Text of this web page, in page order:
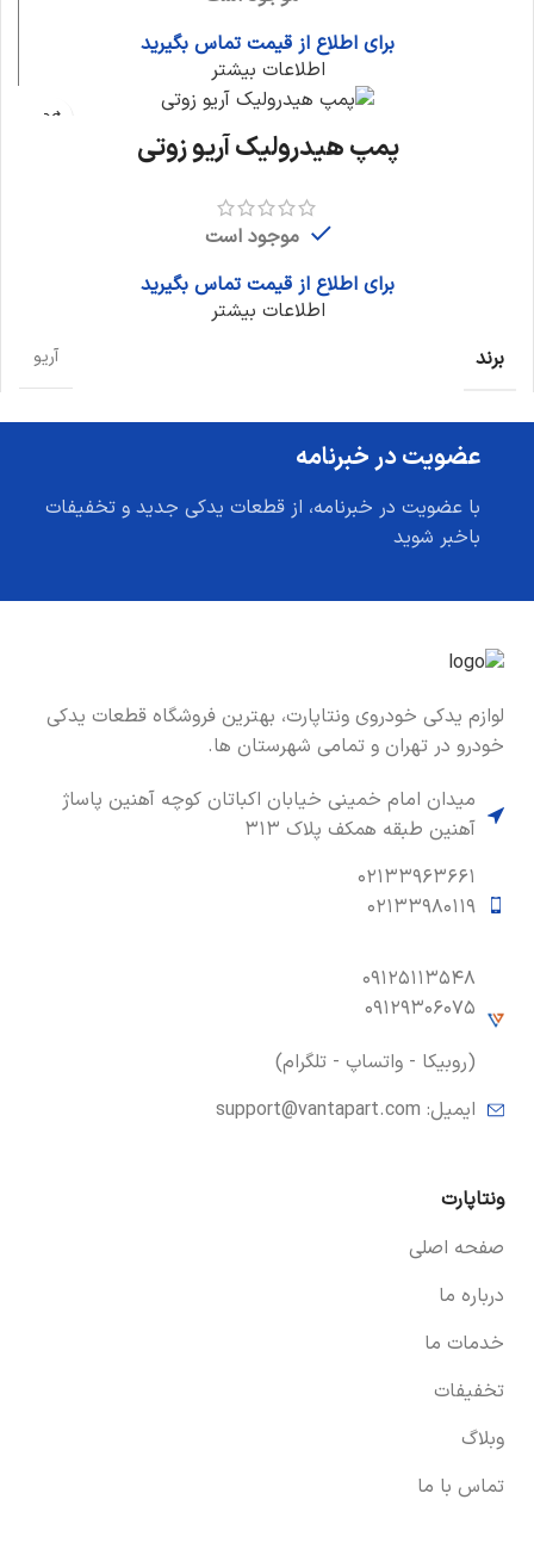
برای اطلاع از قیمت تماس بگیرید
اطلاعات بیشتر
پمپ هیدرولیک آریو زوتی
موجود است
برای اطلاع از قیمت تماس بگیرید
اطلاعات بیشتر
برند
آریو
عضویت در خبرنامه
با عضویت در خبرنامه، از قطعات یدکی جدید و تخفیفات
باخبر شوید
لوازم یدکی خودروی ونتاپارت، بهترین فروشگاه قطعات یدکی
خودرو در تهران و تمامی شهرستان ها.
میدان امام خمینی خیابان اکباتان کوچه آهنین پاساژ
آهنین طبقه همکف پلاک ۳۱۳
۰۲۱۳۳۹۶۳۶۶۱
۰۲۱۳۳۹۸۰۱۱۹
۰۹۱۲۵۱۱۳۵۴۸
۰۹۱۲۹۳۰۶۰۷۵
(روبیکا - واتساپ - تلگرام)
ایمیل: support@vantapart.com
ونتاپارت
صفحه اصلی
درباره ما
خدمات ما
تخفیفات
وبلاگ
تماس با ما